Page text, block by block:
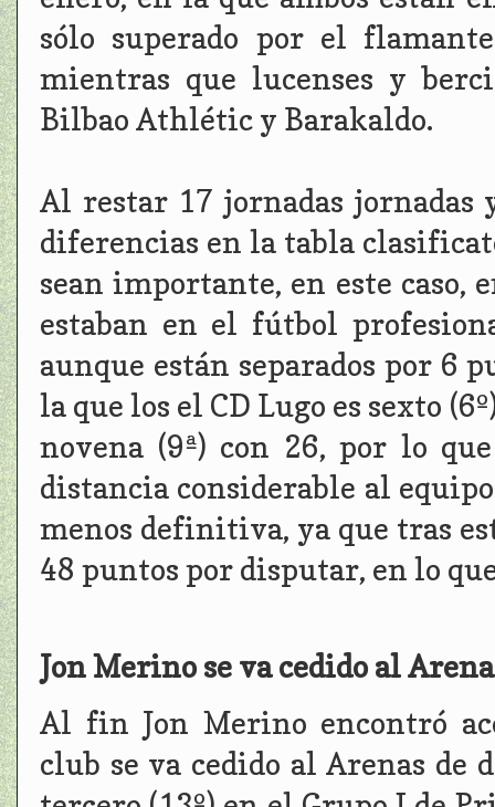
sólo superado por el
mientras que lucenses y
Bilbao Athlétic y Barakaldo.
Al restar 17 jornadas jornadas
diferencias en la tabla
sean importante, en este caso,
estaban en el fútbol
aunque están separados por 6
la que los el CD Lugo es sexto
novena (9ª) con 26, por lo
distancia considerable al
menos definitiva, ya que tras
48 puntos por disputar, en lo
Jon Merino se va cedido al
Al fin Jon Merino encontró
club se va cedido al Arenas de